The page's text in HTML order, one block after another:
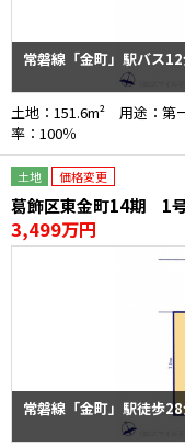
常磐線「金町」駅バス
土地：151.6m² 用途：
率：100％
土地 価格変更
葛飾区東金町14期 1
3,499万円
常磐線「金町」駅徒歩